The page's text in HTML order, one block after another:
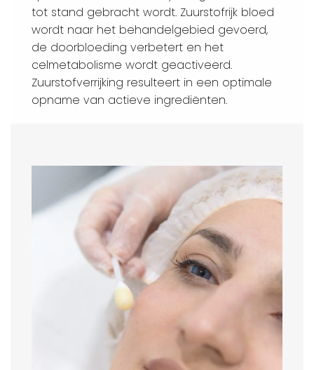
tot stand gebracht wordt. Zuurstofrijk bloed
wordt naar het behandelgebied gevoerd,
de doorbloeding verbetert en het
celmetabolisme wordt geactiveerd.
Zuurstofverrijking resulteert in een optimale
opname van actieve ingrediënten.